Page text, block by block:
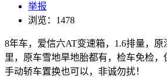
举报
浏览：1478
8年车，爱信六AT变速箱，1.6排量，
里，原车雪地旱地胎都有，检车免检，
手动轿车置换也可以，非诚勿扰！